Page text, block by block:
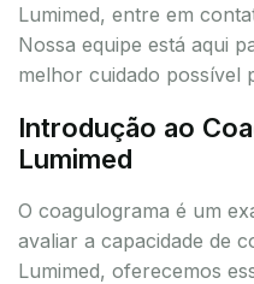
Lumimed, entre em
Nossa equipe está aqui
melhor cuidado possível
Introdução ao
Lumimed
O coagulograma é um
avaliar a capacidade de
Lumimed, oferecemos